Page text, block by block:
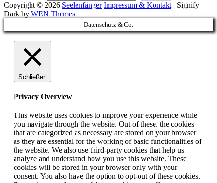
Copyright © 2026 Seelenfänger Impressum & Kontakt | Signify
Dark by WEN Themes
Scroll
Up
Datenschutz & Co.
Schließen
Privacy Overview
This website uses cookies to improve your experience while
you navigate through the website. Out of these, the cookies
that are categorized as necessary are stored on your browser
as they are essential for the working of basic functionalities of
the website. We also use third-party cookies that help us
analyze and understand how you use this website. These
cookies will be stored in your browser only with your
consent. You also have the option to opt-out of these cookies.